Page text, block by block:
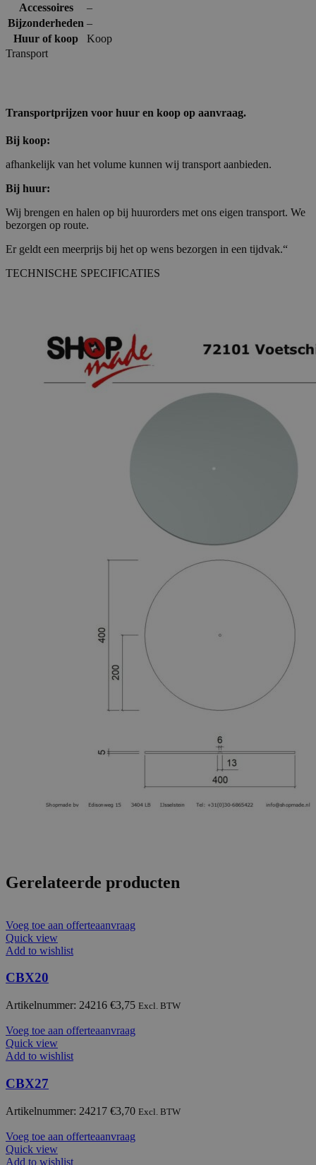
Accessoires
–
Bijzonderheden –
Huur of koop
Koop
Transport
Transportprijzen voor huur en koop op aanvraag.
Bij koop:
afhankelijk van het volume kunnen wij transport aanbieden.
Bij huur:
Wij brengen en halen op bij huurorders met ons eigen transport. We
bezorgen op route.
Er geldt een meerprijs bij het op wens bezorgen in een tijdvak.“
TECHNISCHE SPECIFICATIES
Gerelateerde producten
Voeg toe aan offerteaanvraag
Quick view
Add to wishlist
CBX20
Artikelnummer: 24216 €3,75 Excl. BTW
Voeg toe aan offerteaanvraag
Quick view
Add to wishlist
CBX27
Artikelnummer: 24217 €3,70 Excl. BTW
Voeg toe aan offerteaanvraag
Quick view
Add to wishlist